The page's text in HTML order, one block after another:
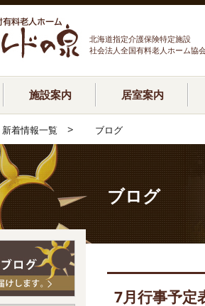
北海道指定介護保険特定施設
社会法人全国有料老人ホーム協
施設案内 居室案内
新着情報一覧 > ブログ
ブログ
7月行事予定